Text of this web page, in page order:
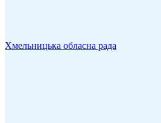
Хмельницька обласна рада